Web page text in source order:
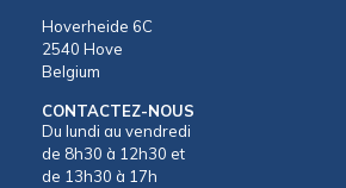
Hoverheide 6C
2540 Hove
Belgium
CONTACTEZ-NOUS
Du lundi au vendredi
de 8h30 à 12h30 et
de 13h30 à 17h